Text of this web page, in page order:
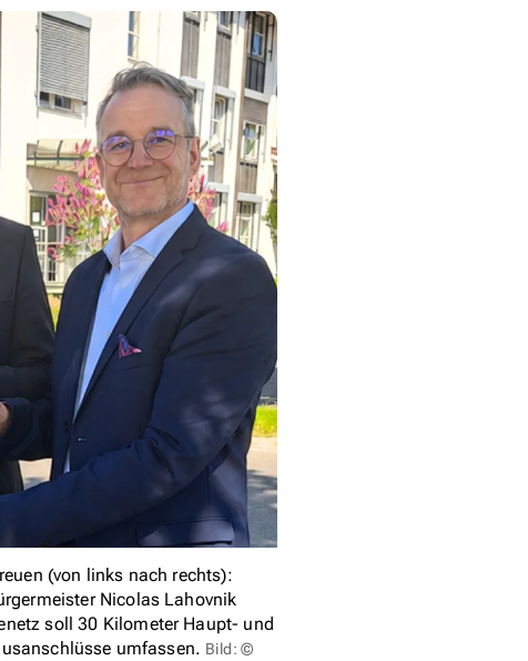
(von links nach rechts):
Nicolas Lahovnik
soll 30 Kilometer Haupt- und
umfassen. Bild: ©